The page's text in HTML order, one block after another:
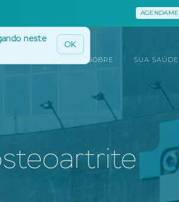
neste
OK
SOBRE SUA SAÚDE